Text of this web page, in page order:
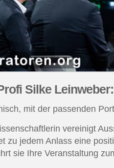
Silke Leinweber:
mit der passenden
vereinigt
zu jedem Anlass eine
sie Ihre Veranstaltung